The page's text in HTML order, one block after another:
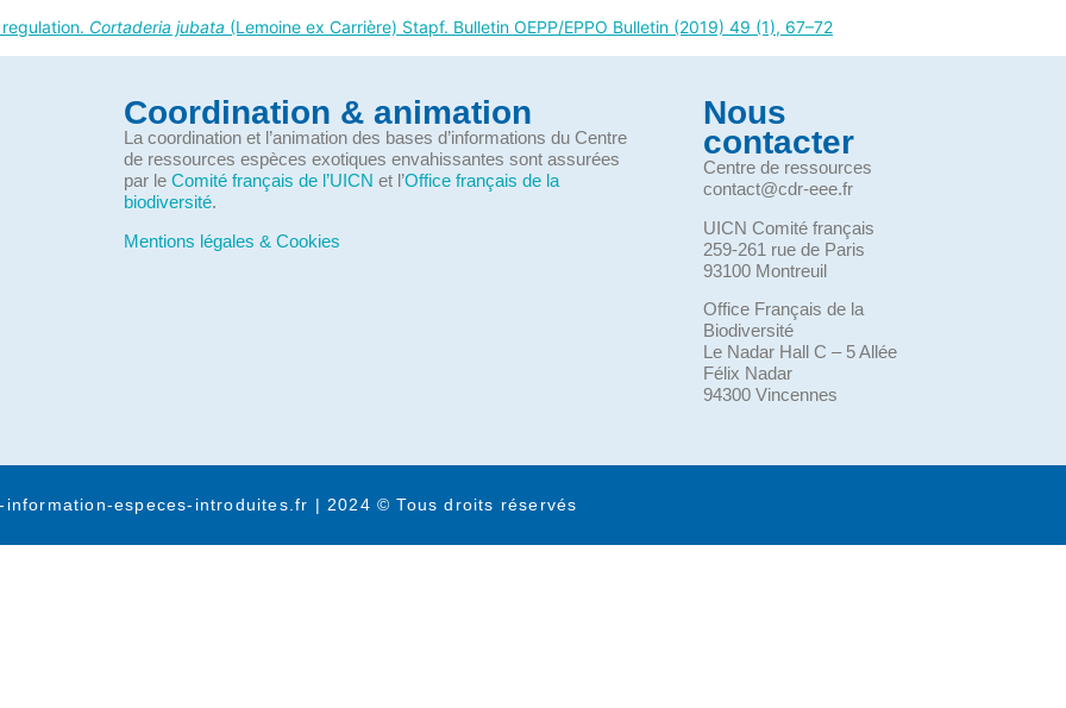
Cortaderia jubata (Lemoine ex Carrière) Stapf. Bulletin OEPP/EPPO Bulletin (2019) 49 (1), 67–72
Coordination & animation
La coordination et l’animation des bases d’informations du Centre
de ressources espèces exotiques envahissantes sont assurées
par le Comité français de l’UICN et l’Office français de la
biodiversité.
Mentions légales & Cookies
Nous
contacter
Centre de ressources
contact@cdr-eee.fr
UICN Comité français
259-261 rue de Paris
93100 Montreuil
Office Français de la
Biodiversité
Le Nadar Hall C – 5 Allée
Félix Nadar
94300 Vincennes
information-especes-introduites.fr | 2024 © Tous droits réservés